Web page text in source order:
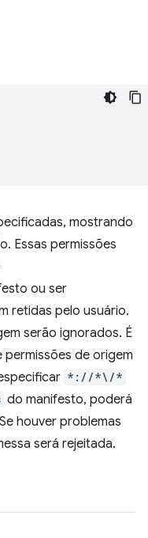
mostrando
Essas permissões
ou ser
retidas pelo usuário.
serão ignorados. É
de origem
*://*\/*
do manifesto, poderá
houver problemas
será rejeitada.